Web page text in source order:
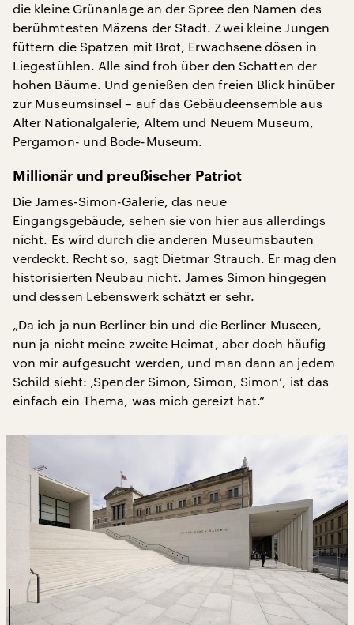
die kleine Grünanlage an der Spree den Namen des
berühmtesten Mäzens der Stadt. Zwei kleine Jungen
füttern die Spatzen mit Brot, Erwachsene dösen in
Liegestühlen. Alle sind froh über den Schatten der
hohen Bäume. Und genießen den freien Blick hinüber
zur Museumsinsel – auf das Gebäudeensemble aus
Alter Nationalgalerie, Altem und Neuem Museum,
Pergamon- und Bode-Museum.
Millionär und preußischer Patriot
Die James-Simon-Galerie, das neue
Eingangsgebäude, sehen sie von hier aus allerdings
nicht. Es wird durch die anderen Museumsbauten
verdeckt. Recht so, sagt Dietmar Strauch. Er mag den
historisierten Neubau nicht. James Simon hingegen
und dessen Lebenswerk schätzt er sehr.
„Da ich ja nun Berliner bin und die Berliner Museen,
nun ja nicht meine zweite Heimat, aber doch häufig
von mir aufgesucht werden, und man dann an jedem
Schild sieht: ‚Spender Simon, Simon, Simon’, ist das
einfach ein Thema, was mich gereizt hat.“